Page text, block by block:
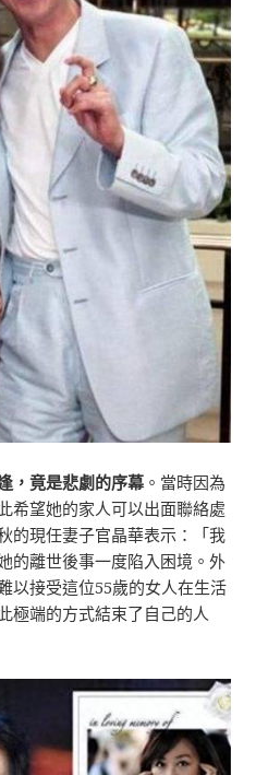
，竟是悲劇的序幕。當時因為
希望她的家人可以出面聯絡處
的現任妻子官晶華表示：「我
的離世後事一度陷入困境。外
以接受這位55歲的女人在生活
極端的方式結束了自己的人